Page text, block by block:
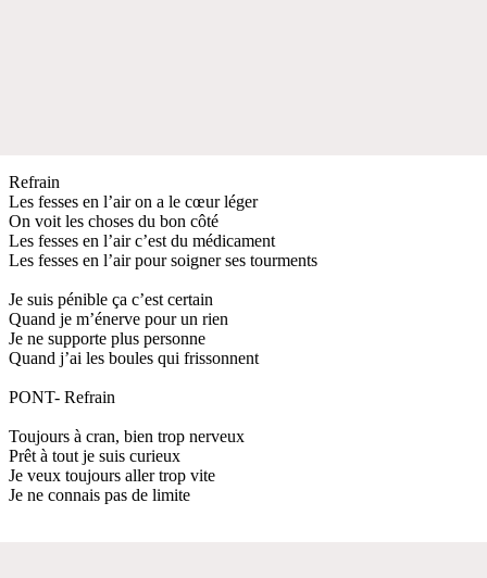
Refrain
Les fesses en l’air on a le cœur léger
On voit les choses du bon côté
Les fesses en l’air c’est du médicament
Les fesses en l’air pour soigner ses tourments
Je suis pénible ça c’est certain
Quand je m’énerve pour un rien
Je ne supporte plus personne
Quand j’ai les boules qui frissonnent
PONT- Refrain
Toujours à cran, bien trop nerveux
Prêt à tout je suis curieux
Je veux toujours aller trop vite
Je ne connais pas de limite